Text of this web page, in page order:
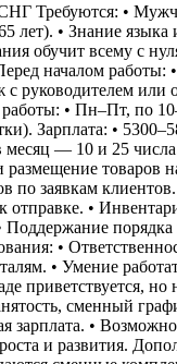
СНГ Требуются: •
лет). • Знание
обучит всему с
началом работы:
с руководителем или
• Пн–Пт, по
Зарплата: •
— 10 и 25
товаров
по заявкам
отправке. •
Поддержание
•
• Умение
приветствуется, но
сменный
зарплата. •
и развития.